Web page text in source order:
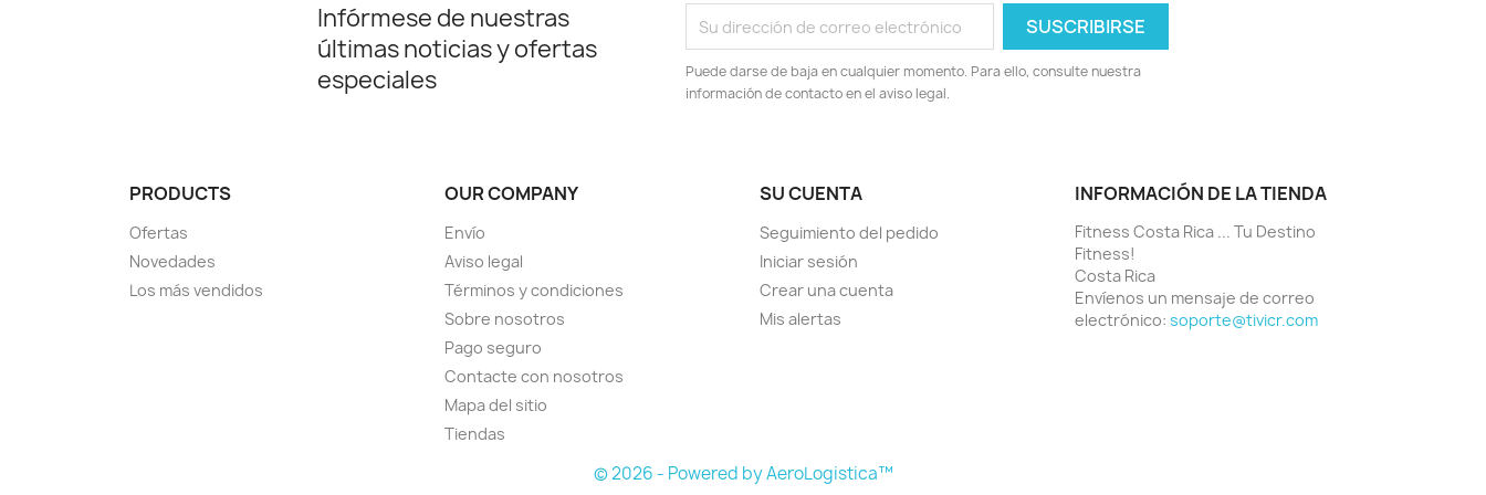
Infórmese de nuestras
últimas noticias y ofertas
especiales
Puede darse de baja en cualquier momento. Para ello, consulte nuestra
información de contacto en el aviso legal.
PRODUCTS
Ofertas
Novedades
Los más vendidos
OUR COMPANY
Envío
Aviso legal
Términos y condiciones
Sobre nosotros
Pago seguro
Contacte con nosotros
Mapa del sitio
Tiendas
SU CUENTA
Seguimiento del pedido
Iniciar sesión
Crear una cuenta
Mis alertas
INFORMACIÓN DE LA TIENDA
Fitness Costa Rica ... Tu Destino
Fitness!
Costa Rica
Envíenos un mensaje de correo
electrónico: soporte@tivicr.com
© 2026 - Powered by AeroLogistica™